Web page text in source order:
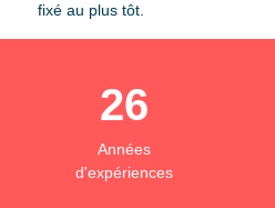
fixé au plus tôt.
26
Années
d'expériences